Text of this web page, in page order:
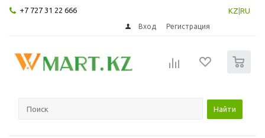
+7 727 31 22 666 KZ RU
Вход Регистрация
Найти